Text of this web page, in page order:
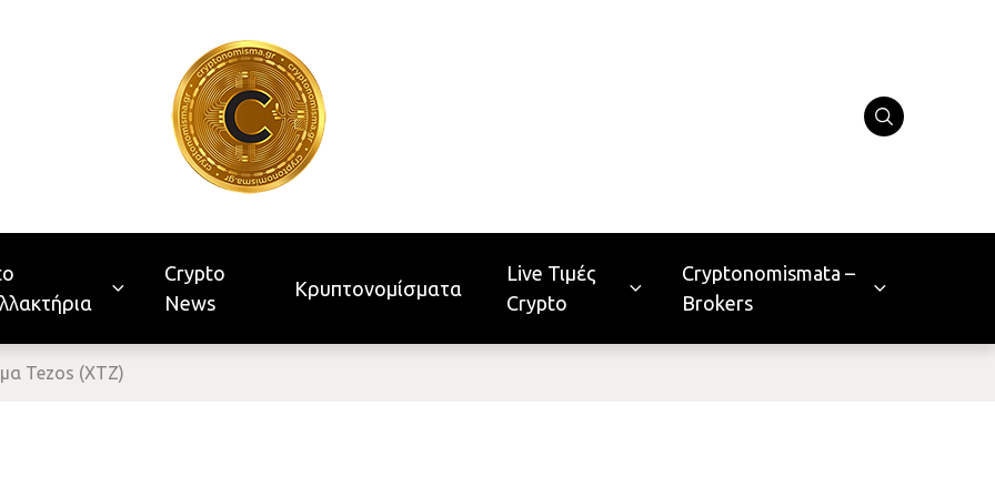
Crypto
News
Κρυπτονομίσματα
Live Τιμές
Crypto
Cryptonomismata –
Brokers
Tezos (XTZ)